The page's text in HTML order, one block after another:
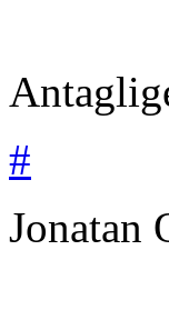
#
Jonatan